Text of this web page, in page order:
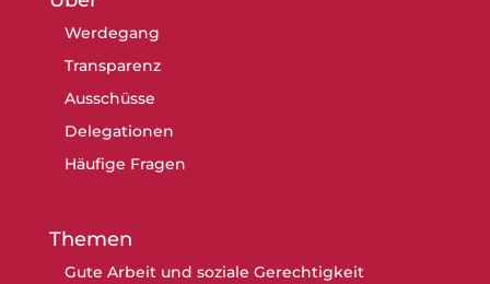
Werdegang
Transparenz
Ausschüsse
Delegationen
Häufige Fragen
Themen
Gute Arbeit und soziale Gerechtigkeit